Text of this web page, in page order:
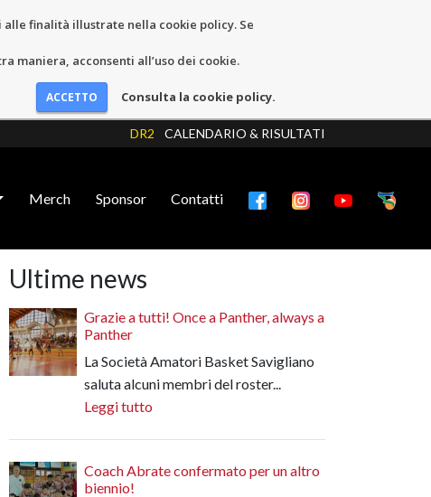
finalità illustrate nella cookie policy. Se
maniera, acconsenti all’uso dei cookie.
Consulta la cookie policy.
DR2 CALENDARIO & RISULTATI
Merch Sponsor Contatti
Ultime news
Grazie a tutti! Once a Panther, always a
Panther
La Società Amatori Basket Savigliano
saluta alcuni membri del roster...
Leggi tutto
Coach Abrate confermato per un altro
biennio!